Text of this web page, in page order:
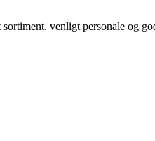
venligt personale og